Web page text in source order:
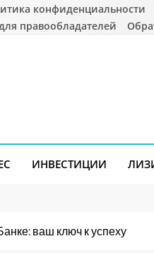
конфиденциальности
правообладателей
ИНВЕСТИЦИИ
ваш ключ к успеху